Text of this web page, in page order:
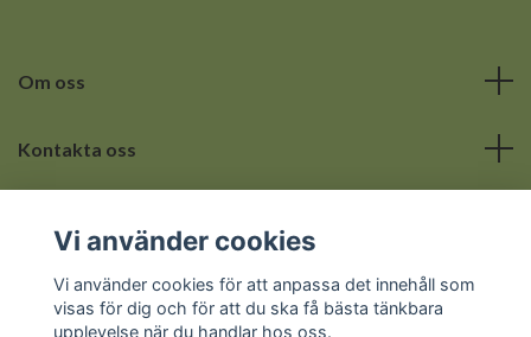
Om oss
Kontakta oss
Sociala medier
Vi använder cookies
Vi använder cookies för att anpassa det innehåll som
visas för dig och för att du ska få bästa tänkbara
upplevelse när du handlar hos oss.